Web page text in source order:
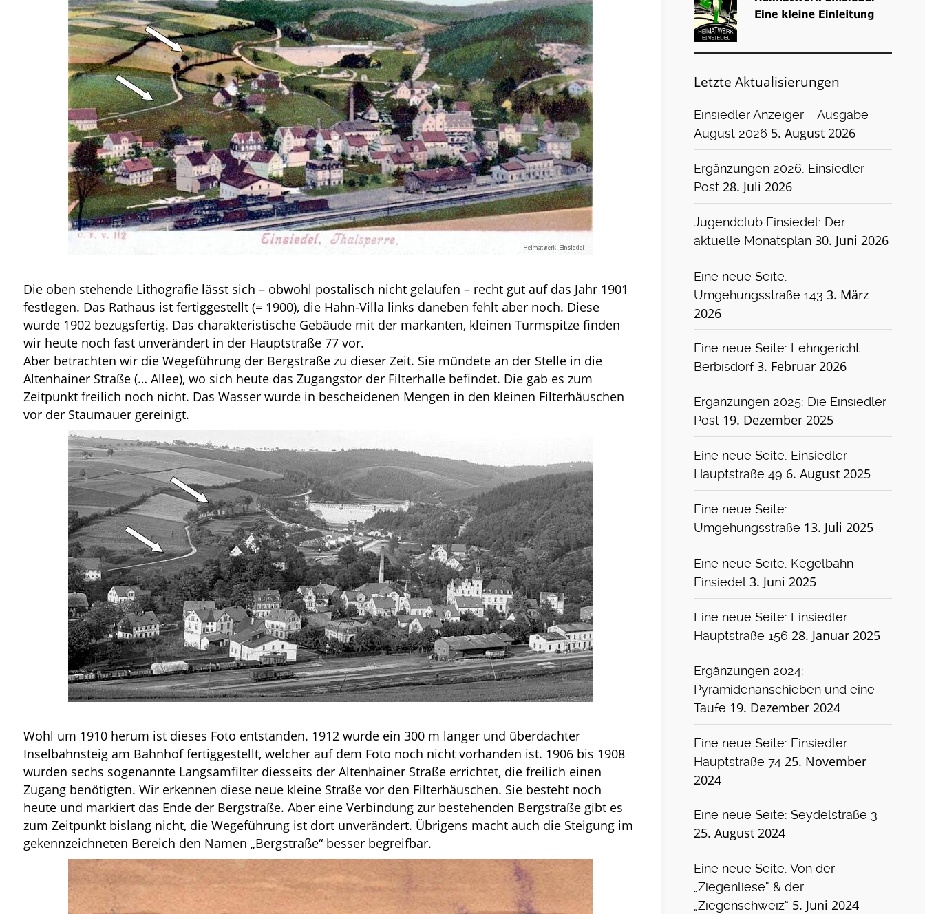
Die oben stehende Lithografie lässt sich – obwohl postalisch nicht gelaufen – recht gut auf das Jahr 1901
festlegen. Das Rathaus ist fertiggestellt (= 1900), die Hahn-Villa links daneben fehlt aber noch. Diese
wurde 1902 bezugsfertig. Das charakteristische Gebäude mit der markanten, kleinen Turmspitze finden
wir heute noch fast unverändert in der Hauptstraße 77 vor.
Aber betrachten wir die Wegeführung der Bergstraße zu dieser Zeit. Sie mündete an der Stelle in die
Altenhainer Straße (… Allee), wo sich heute das Zugangstor der Filterhalle befindet. Die gab es zum
Zeitpunkt freilich noch nicht. Das Wasser wurde in bescheidenen Mengen in den kleinen Filterhäuschen
vor der Staumauer gereinigt.
Wohl um 1910 herum ist dieses Foto entstanden. 1912 wurde ein 300 m langer und überdachter
Inselbahnsteig am Bahnhof fertiggestellt, welcher auf dem Foto noch nicht vorhanden ist. 1906 bis 1908
wurden sechs sogenannte Langsamfilter diesseits der Altenhainer Straße errichtet, die freilich einen
Zugang benötigten. Wir erkennen diese neue kleine Straße vor den Filterhäuschen. Sie besteht noch
heute und markiert das Ende der Bergstraße. Aber eine Verbindung zur bestehenden Bergstraße gibt es
zum Zeitpunkt bislang nicht, die Wegeführung ist dort unverändert. Übrigens macht auch die Steigung im
gekennzeichneten Bereich den Namen „Bergstraße“ besser begreifbar.
Letzte Aktualisierungen
Einsiedler Anzeiger – Ausgabe
August 2026 5. August 2026
Ergänzungen 2026: Einsiedler
Post 28. Juli 2026
Jugendclub Einsiedel: Der
aktuelle Monatsplan 30. Juni 2026
Eine neue Seite:
Umgehungsstraße 143 3. März
2026
Eine neue Seite: Lehngericht
Berbisdorf 3. Februar 2026
Ergänzungen 2025: Die Einsiedler
Post 19. Dezember 2025
Eine neue Seite: Einsiedler
Hauptstraße 49 6. August 2025
Eine neue Seite:
Umgehungsstraße 13. Juli 2025
Eine neue Seite: Kegelbahn
Einsiedel 3. Juni 2025
Eine neue Seite: Einsiedler
Hauptstraße 156 28. Januar 2025
Ergänzungen 2024:
Pyramidenanschieben und eine
Taufe 19. Dezember 2024
Eine neue Seite: Einsiedler
Hauptstraße 74 25. November
2024
Eine neue Seite: Seydelstraße 3
25. August 2024
Eine neue Seite: Von der
„Ziegenliese“ & der
„Ziegenschweiz“ 5. Juni 2024